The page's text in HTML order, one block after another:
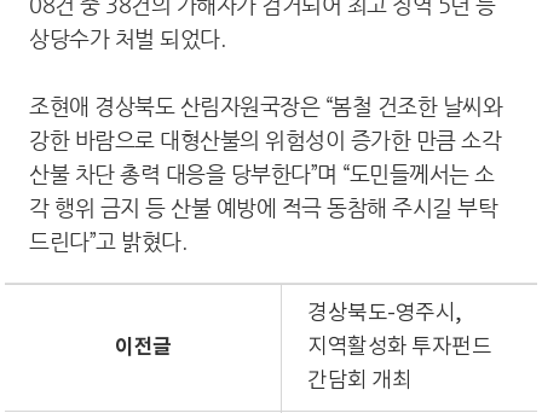
상당수가 처벌 되었다.
조현애 경상북도 산림자원국장은 “봄철 건조한 날씨와
강한 바람으로 대형산불의 위험성이 증가한 만큼 소각
산불 차단 총력 대응을 당부한다”며 “도민들께서는 소
각 행위 금지 등 산불 예방에 적극 동참해 주시길 부탁
드린다”고 밝혔다.
이전글
경상북도-영주시,
지역활성화 투자펀드
간담회 개최